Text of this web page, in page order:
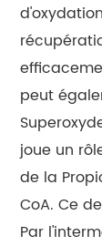
peut
joue un
de la
CoA. Ce
Par